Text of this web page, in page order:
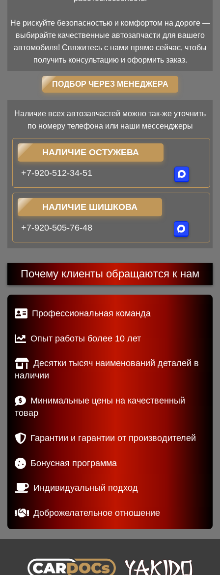
Не рискуйте безопасностью и комфортом на дороге —
выбирайте качественные автозапчасти для вашего
автомобиля! Свяжитесь с нами прямо сейчас, чтобы
получить консультацию и оформить заказ.
ПОДБОР ЧЕРЕЗ МЕНЕДЖЕРА
Наличие всех автозапчастей можно так-же уточнить
по номеру телефона или наши мессенджеры
НАЛИЧИЕ ОСТУЖЕВА
+7-920-512-34-51
НАЛИЧИЕ ШИШКОВА
+7-920-505-76-48
Почему клиенты обращаются к нам
Профессиональная команда
Опыт работы более 10 лет
Десятки тысяч наименований деталей в
наличии
Минимальные цены на качественный
товар
Гарантии и гарантии от производителей
Бонусная программа
Индивидуальный подход
Доброжелательное отношение